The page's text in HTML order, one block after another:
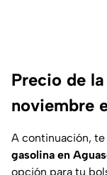
Precio de
noviembre
A continuación,
gasolina en
opción para tu